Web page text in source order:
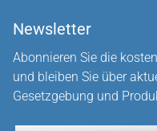
Newsletter
Abonnieren Sie die
und bleiben Sie über
Gesetzgebung und